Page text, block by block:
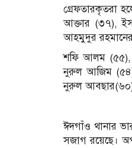
গ্রেফতারকৃতরা
আক্তার (৩৭),
আহমুদুর
শফি আলম (৫৫),
নুরুল আজিম (৫৪)
নুরুল
ঈদগাঁও থানার
সজাগ রয়েছে।